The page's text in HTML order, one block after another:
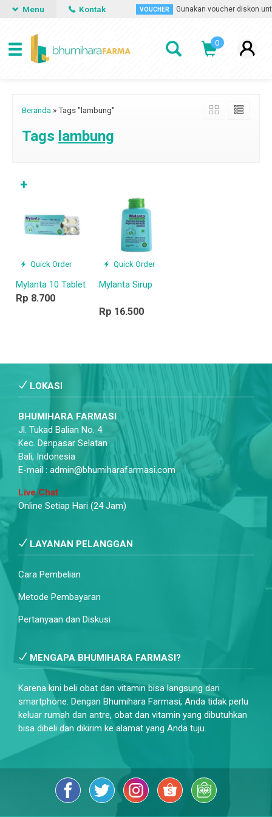
kapan saja dan dimana saja. VOUCHER Gunakan voucher diskon
Menu Kontak
0
Beranda »Tags "lambung"
Tags lambung
Quick Order
Mylanta 10 Tablet
Rp 8.700
✚
Quick Order
Mylanta Sirup
Rp 16.500
LOKASI
BHUMIHARA FARMASI
Jl. Tukad Balian No. 4
Kec. Denpasar Selatan
Bali, Indonesia
E-mail : admin@bhumiharafarmasi.com
Live Chat
Online Setiap Hari (24 Jam)
LAYANAN PELANGGAN
Cara Pembelian
Metode Pembayaran
Pertanyaan dan Diskusi
MENGAPA BHUMIHARA FARMASI?
Karena kini beli obat dan vitamin bisa langsung dari
smartphone. Dengan Bhumihara Farmasi, Anda tidak perlu
keluar rumah dan antre, obat dan vitamin yang dibutuhkan
bisa dibeli dan dikirim ke alamat yang Anda tuju.